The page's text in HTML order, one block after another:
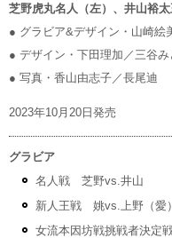
芝野虎丸名人（左）、井山裕
● グラビア&デザイン・山崎絵
● デザイン・下田理加／三谷み
● 写真・香山由志子／長尾迪
2023年10月20日発売
グラビア
名人戦 芝野vs.井山
新人王戦 姚vs.上野（愛）
女流本因坊戦挑戦者決定